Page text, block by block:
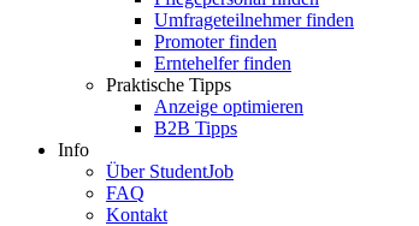
Umfrageteilnehmer finden
Promoter finden
Erntehelfer finden
Praktische Tipps
Anzeige optimieren
B2B Tipps
Info
Über StudentJob
FAQ
Kontakt